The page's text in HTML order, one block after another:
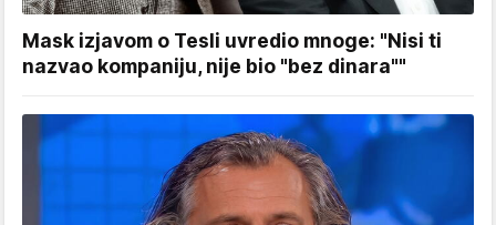
Mask izjavom o Tesli uvredio mnoge: "Nisi ti
nazvao kompaniju, nije bio "bez dinara""